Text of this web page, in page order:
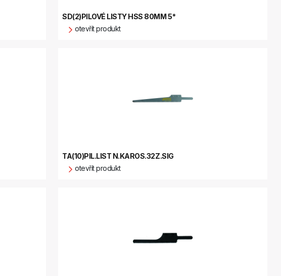
SD(2)PILOVÉ LISTY HSS 80MM 5*
otevřít produkt
TA(10)PIL.LIST N.KAROS.32Z.SIG
otevřít produkt